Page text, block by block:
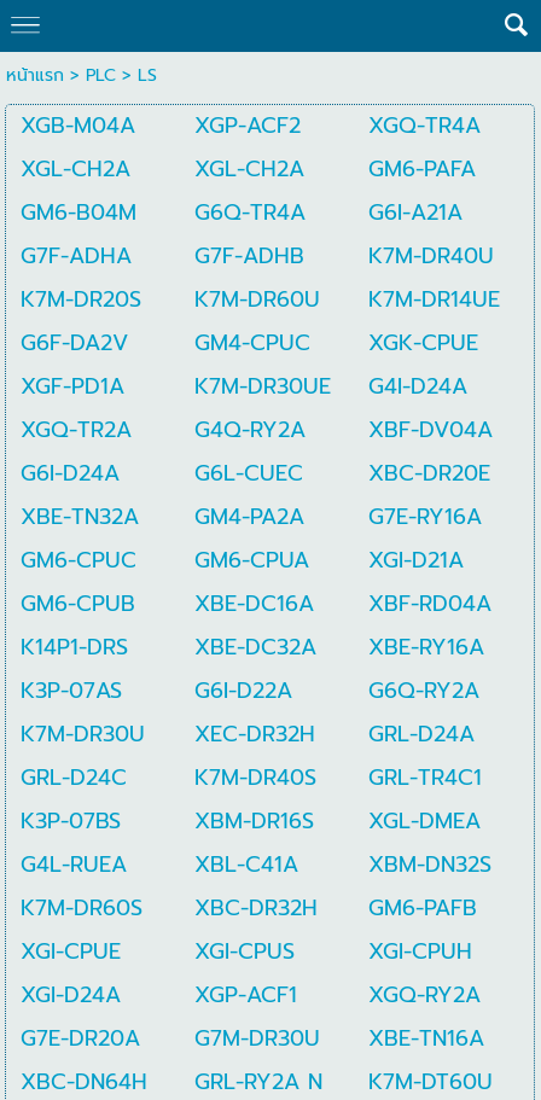
หน้าแรก > PLC> LS
XGB-M04A XGP-ACF2
XGQ-TR4A
XGL-CH2A
XGL-CH2A
GM6-PAFA
GM6-B04M
G6Q-TR4A
G6I-A21A
G7F-ADHA
G7F-ADHB
K7M-DR40U
K7M-DR20S
K7M-DR60U
K7M-DR14UE
G6F-DA2V
GM4-CPUC
XGK-CPUE
XGF-PD1A
K7M-DR30UE
G4I-D24A
XGQ-TR2A
G4Q-RY2A
XBF-DV04A
G6I-D24A
G6L-CUEC
XBC-DR20E
XBE-TN32A
GM4-PA2A
G7E-RY16A
GM6-CPUC
GM6-CPUA
XGI-D21A
GM6-CPUB
XBE-DC16A
XBF-RD04A
K14P1-DRS
XBE-DC32A
XBE-RY16A
K3P-07AS
G6I-D22A
G6Q-RY2A
K7M-DR30U
XEC-DR32H
GRL-D24A
GRL-D24C
K7M-DR40S
GRL-TR4C1
K3P-07BS
XBM-DR16S
XGL-DMEA
G4L-RUEA
XBL-C41A
XBM-DN32S
K7M-DR60S
XBC-DR32H
GM6-PAFB
XGI-CPUE
XGI-CPUS
XGI-CPUH
XGI-D24A
XGP-ACF1
XGQ-RY2A
G7E-DR20A
G7M-DR30U
XBE-TN16A
XBC-DN64H
GRL-RY2A N
K7M-DT60U